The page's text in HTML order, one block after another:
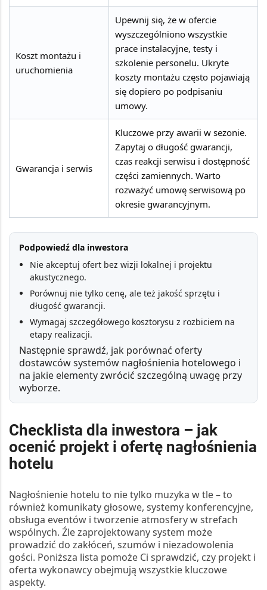
Koszt montażu i
uruchomienia
Upewnij się, że w ofercie
wyszczególniono wszystkie
prace instalacyjne, testy i
szkolenie personelu. Ukryte
koszty montażu często pojawiają
się dopiero po podpisaniu
umowy.
Gwarancja i serwis
Kluczowe przy awarii w sezonie.
Zapytaj o długość gwarancji,
czas reakcji serwisu i dostępność
części zamiennych. Warto
rozważyć umowę serwisową po
okresie gwarancyjnym.
Podpowiedź dla inwestora
Nie akceptuj ofert bez wizji lokalnej i projektu
akustycznego.
Porównuj nie tylko cenę, ale też jakość sprzętu i
długość gwarancji.
Wymagaj szczegółowego kosztorysu z rozbiciem na
etapy realizacji.
Następnie sprawdź, jak porównać oferty
dostawców systemów nagłośnienia hotelowego i
na jakie elementy zwrócić szczególną uwagę przy
wyborze.
Checklista dla inwestora – jak
ocenić projekt i ofertę nagłośnienia
hotelu
Nagłośnienie hotelu to nie tylko muzyka w tle – to
również komunikaty głosowe, systemy konferencyjne,
obsługa eventów i tworzenie atmosfery w strefach
wspólnych. Źle zaprojektowany system może
prowadzić do zakłóceń, szumów i niezadowolenia
gości. Poniższa lista pomoże Ci sprawdzić, czy projekt i
oferta wykonawcy obejmują wszystkie kluczowe
aspekty.